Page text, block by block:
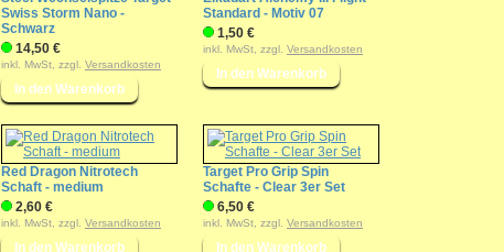
Swiss Storm Nano -
Schwarz
14,50 €
inkl. MwSt, zzgl. Versandkosten
Standard - Motiv 07
1,50 €
inkl. MwSt, zzgl. Versandkosten
Red Dragon Nitrotech
Schaft - medium
2,60 €
inkl. MwSt, zzgl. Versandkosten
Target Pro Grip Spin
Schafte - Clear 3er Set
6,50 €
inkl. MwSt, zzgl. Versandkosten